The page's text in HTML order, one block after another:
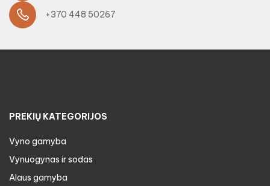
+370 448 50267
PREKIŲ KATEGORIJOS
Vyno gamyba
Vynuogynas ir sodas
Alaus gamyba